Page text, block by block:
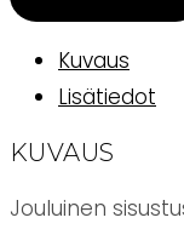
Christmas
punainen
määrä
Kuvaus
Lisätiedot
KUVAUS
Jouluinen